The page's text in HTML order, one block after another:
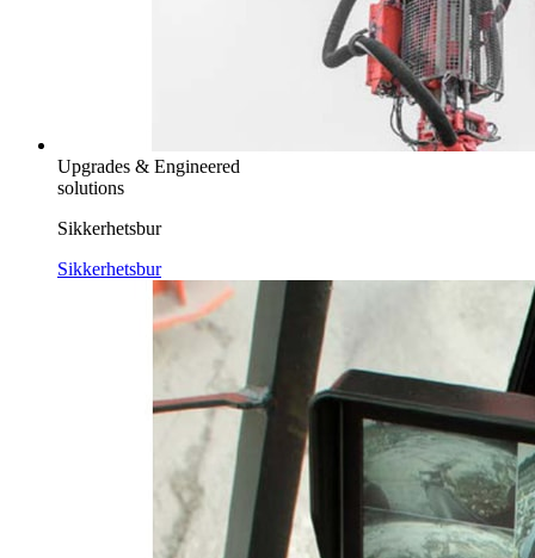
Upgrades & Engineered
solutions
Sikkerhetsbur
Sikkerhetsbur